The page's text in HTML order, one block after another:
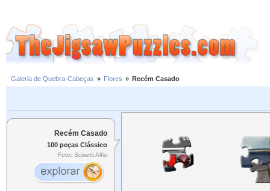
Galeria de Quebra-Cabeças » Flores » Recém Casado
Recém Casado
100 peças Clássico
Foto: Scisetti Alfio